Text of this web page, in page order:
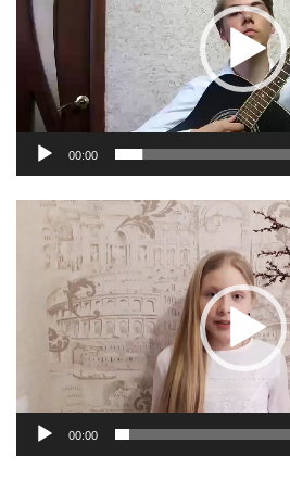
00:00
Видеоплеер
00:00